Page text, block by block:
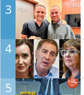
3
4
5